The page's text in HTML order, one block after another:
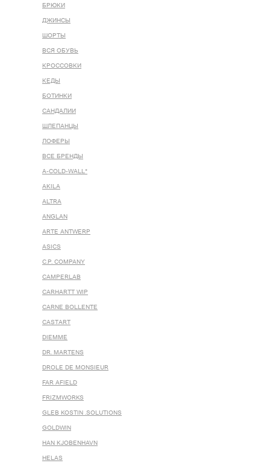
БРЮКИ
ДЖИНСЫ
ШОРТЫ
ВСЯ ОБУВЬ
КРОССОВКИ
КЕДЫ
БОТИНКИ
САНДАЛИИ
ШЛЕПАНЦЫ
ЛОФЕРЫ
ВСЕ БРЕНДЫ
A-COLD-WALL*
AKILA
ALTRA
ANGLAN
ARTE ANTWERP
ASICS
C.P. COMPANY
CAMPERLAB
CARHARTT WIP
CARNE BOLLENTE
CASTART
DIEMME
DR. MARTENS
DROLE DE MONSIEUR
FAR AFIELD
FRIZMWORKS
GLEB KOSTIN .SOLUTIONS
GOLDWIN
HAN KJOBENHAVN
HELAS